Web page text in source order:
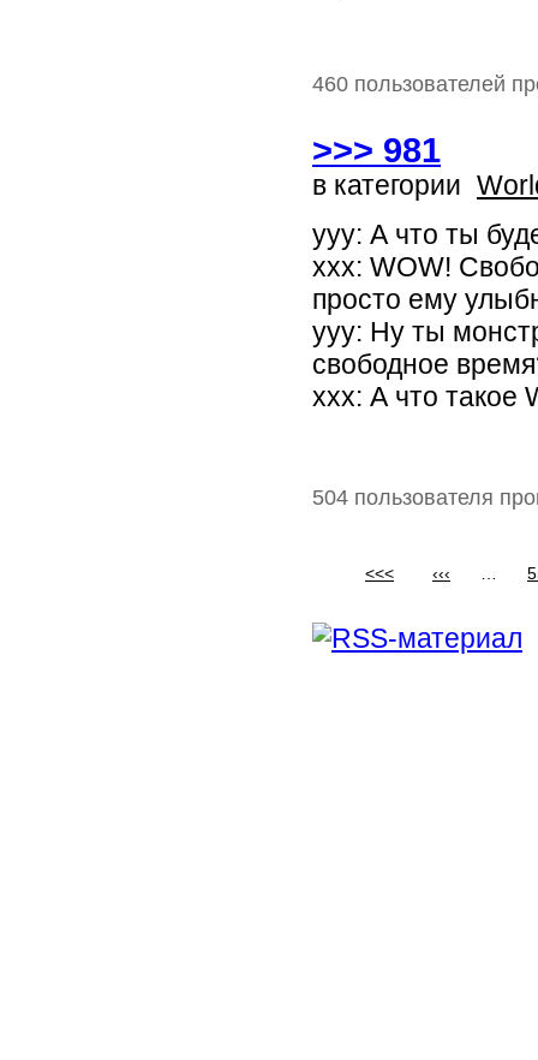
460 пользователей
>>> 981
в категории
yyy: А что ты
ххх: WOW!
просто ему
yyy: Ну ты
свободное
ххх: А что такое
504 пользователя
<<< ‹‹‹ …